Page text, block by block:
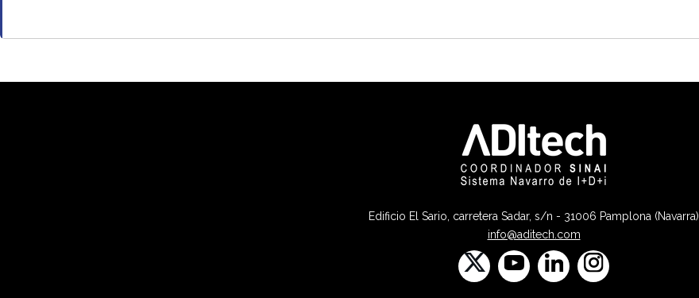
Edificio El Sario, carretera Sadar, s/n - 31006 Pamplona (Navarra)
info@aditech.com